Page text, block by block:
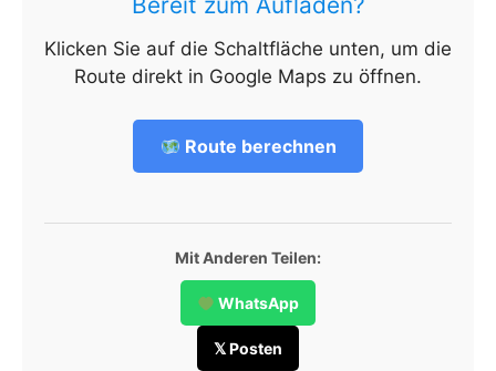
Klicken Sie auf die Schaltfläche unten, um die
Route direkt in Google Maps zu öffnen.
Route berechnen
Mit Anderen Teilen:
WhatsApp
𝕏 Posten